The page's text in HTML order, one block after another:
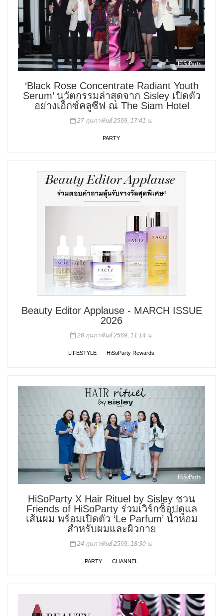
‘Black Rose Concentrate Radiant Youth
Serum’ นวัตกรรมล่าสุดจาก Sisley เปิดตัว
อย่างเอ็กซ์คลูซีฟ ณ The Siam Hotel
27 กุมภาพันธ์ 2569, 17:41 น.
PARTY
Beauty Editor Applause - MARCH ISSUE
2026
26 กุมภาพันธ์ 2569, 11:14 น.
LIFESTYLE HiSoParty Rewards
HiSoParty X Hair Rituel by Sisley ชวน
Friends of HiSoParty ร่วมเวิร์กช็อปดูแล
เส้นผม พร้อมเปิดตัว ‘Le Parfum’ น้ำหอม
สำหรับผมและผิวกาย
24 กุมภาพันธ์ 2569, 18:30 น.
PARTY CHANNEL